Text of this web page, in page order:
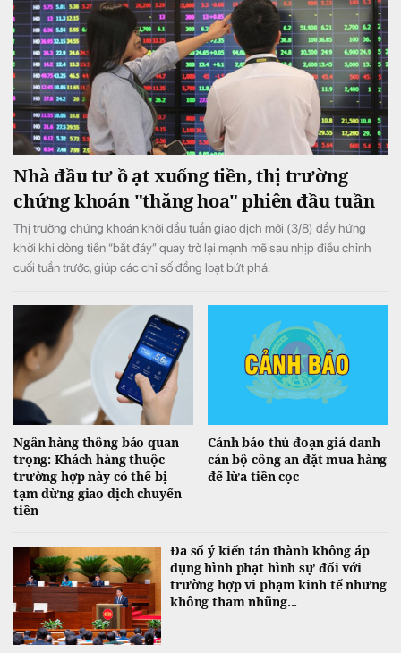
Nhà đầu tư ồ ạt xuống tiền, thị trường
chứng khoán "thăng hoa" phiên đầu tuần
Thị trường chứng khoán khởi đầu tuần giao dịch mới (3/8) đầy hứng
khởi khi dòng tiền “bắt đáy” quay trở lại mạnh mẽ sau nhịp điều chỉnh
cuối tuần trước, giúp các chỉ số đồng loạt bứt phá.
Ngân hàng thông báo quan
trọng: Khách hàng thuộc
trường hợp này có thể bị
tạm dừng giao dịch chuyển
tiền
Cảnh báo thủ đoạn giả danh
cán bộ công an đặt mua hàng
để lừa tiền cọc
Đa số ý kiến tán thành không áp
dụng hình phạt hình sự đối với
trường hợp vi phạm kinh tế nhưng
không tham nhũng...